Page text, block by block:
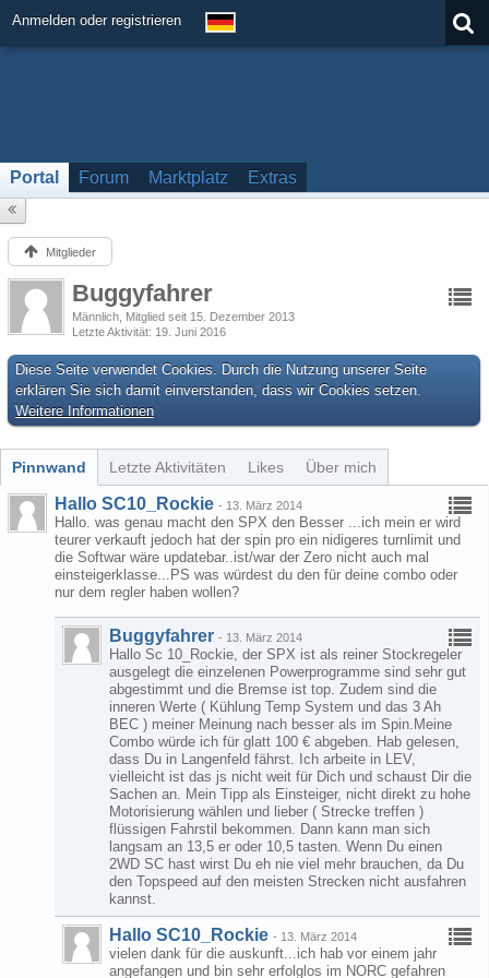
Anmelden oder registrieren
Portal Forum Marktplatz Extras
Mitglieder
Buggyfahrer
Männlich Mitglied seit 15. Dezember 2013
Letzte Aktivität 19. Juni 2016
Diese Seite verwendet Cookies. Durch die Nutzung unserer Seite
erklären Sie sich damit einverstanden, dass wir Cookies setzen.
Weitere Informationen
Pinnwand Letzte Aktivitäten Likes Über mich
Hallo SC10_Rockie - 13. März 2014
Hallo. was genau macht den SPX den Besser ...ich mein er wird
teurer verkauft jedoch hat der spin pro ein nidigeres turnlimit und
die Softwar wäre updatebar..ist/war der Zero nicht auch mal
einsteigerklasse...PS was würdest du den für deine combo oder
nur dem regler haben wollen?
Buggyfahrer - 13. März 2014
Hallo Sc 10_Rockie, der SPX ist als reiner Stockregeler
ausgelegt die einzelenen Powerprogramme sind sehr gut
abgestimmt und die Bremse ist top. Zudem sind die
inneren Werte ( Kühlung Temp System und das 3 Ah
BEC ) meiner Meinung nach besser als im Spin.Meine
Combo würde ich für glatt 100 € abgeben. Hab gelesen,
dass Du in Langenfeld fährst. Ich arbeite in LEV,
vielleicht ist das js nicht weit für Dich und schaust Dir die
Sachen an. Mein Tipp als Einsteiger, nicht direkt zu hohe
Motorisierung wählen und lieber ( Strecke treffen )
flüssigen Fahrstil bekommen. Dann kann man sich
langsam an 13,5 er oder 10,5 tasten. Wenn Du einen
2WD SC hast wirst Du eh nie viel mehr brauchen, da Du
den Topspeed auf den meisten Strecken nicht ausfahren
kannst.
Hallo SC10_Rockie - 13. März 2014
vielen dank für die auskunft...ich hab vor einem jahr
angefangen und bin sehr erfolglos im NORC gefahren